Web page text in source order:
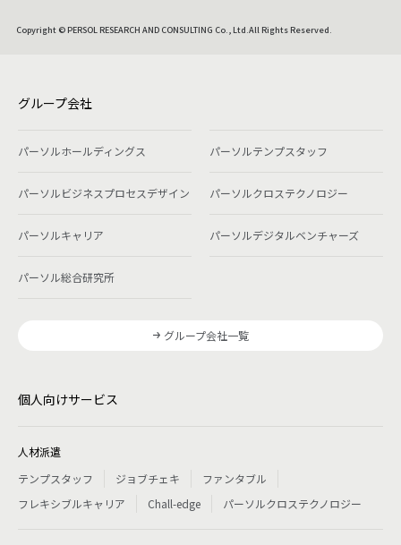
Copyright © PERSOL RESEARCH AND CONSULTING Co., Ltd.All Rights Reserved.
グループ会社
パーソルホールディングス パーソルテンプスタッフ
パーソルビジネスプロセスデザイン パーソルクロステクノロジー
パーソルキャリア パーソルデジタルベンチャーズ
パーソル総合研究所
グループ会社一覧
個人向けサービス
人材派遣
テンプスタッフ
ジョブチェキ
ファンタブル
フレキシブルキャリア
Chall-edge パーソルクロステクノロジー